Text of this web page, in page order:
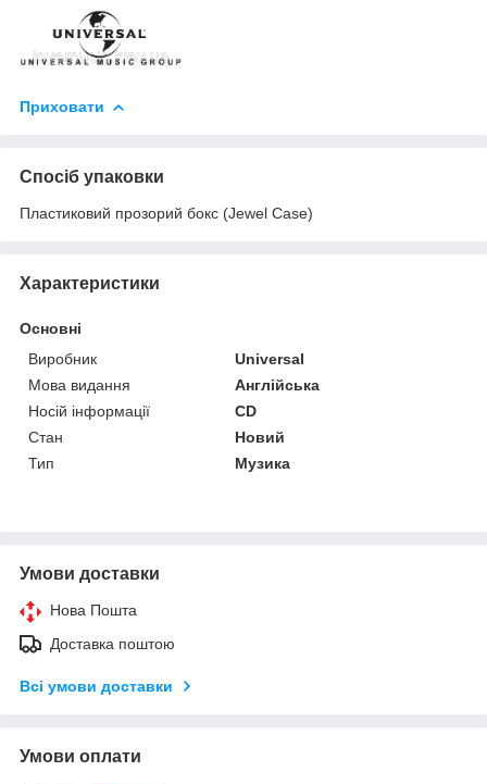
Приховати
Спосіб упаковки
Пластиковий прозорий бокс (Jewel Case)
Характеристики
Основні
Виробник
Universal
Мова видання
Англійська
Носій інформації
CD
Стан
Новий
Тип
Музика
Умови доставки
Нова Пошта
Доставка поштою
Всі умови доставки
Умови оплати